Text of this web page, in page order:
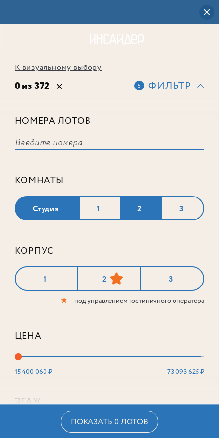
К визуальному выбору
0 из 372 5 ФИЛЬТР
НОМЕРА ЛОТОВ
КОМНАТЫ
Студия 1 2 3
КОРПУС
1 2 3
★— под управлением гостиничного оператора
ЦЕНА
15 400 060 ₽ 73 093 625 ₽
ЭТАЖ
ПОКАЗАТЬ 0 ЛОТОВ
соответствует ни одного лота